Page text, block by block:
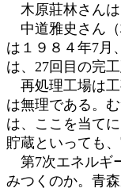
木原莊林さんは
中道雅史さん（
は１９８４年7月
は、27回目の完
再処理工場は工
は無理である。
は、ここを当て
貯蔵といっても
第7次エネルギ
みつくのか。青